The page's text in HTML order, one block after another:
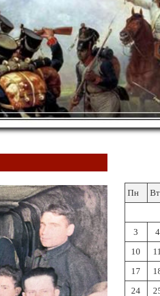
Пн
Вт
3 4
10 11
17
24